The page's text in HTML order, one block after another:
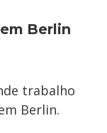
Berlin
trabalho
Berlin.